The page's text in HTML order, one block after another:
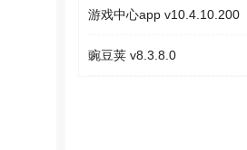
游戏中心app v10.4.10.200
豌豆荚 v8.3.8.0